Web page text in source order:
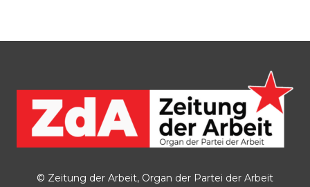
© Zeitung der Arbeit, Organ der Partei der Arbeit